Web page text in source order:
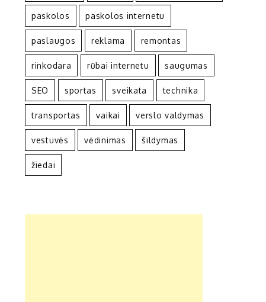
paskolos paskolos internetu
paslaugos reklama remontas
rinkodara rūbai internetu saugumas
SEO sportas sveikata technika
transportas vaikai verslo valdymas
vestuvės vėdinimas šildymas
žiedai